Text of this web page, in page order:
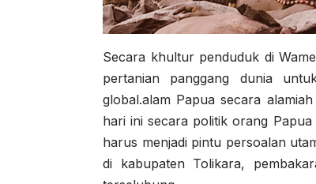
Secara khultur penduduk di
pertanian panggang dunia
global.alam Papua secara
hari ini secara politik orang
harus menjadi pintu persoalan
di kabupaten Tolikara,